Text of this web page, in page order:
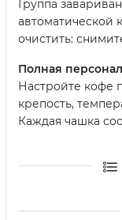
Группа
автоматической
очистить:
Полная
Настройте кофе
крепость,
Каждая чашка